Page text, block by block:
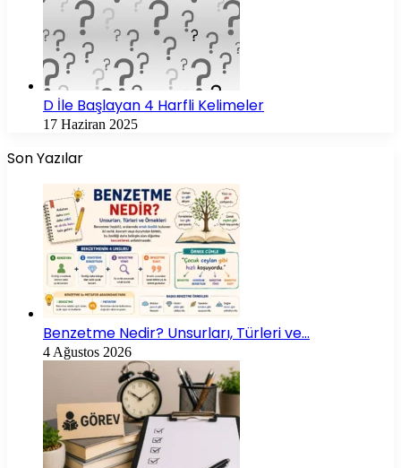
D İle Başlayan 4 Harfli Kelimeler
17 Haziran 2025
Son Yazılar
Benzetme Nedir? Unsurları, Türleri ve…
4 Ağustos 2026